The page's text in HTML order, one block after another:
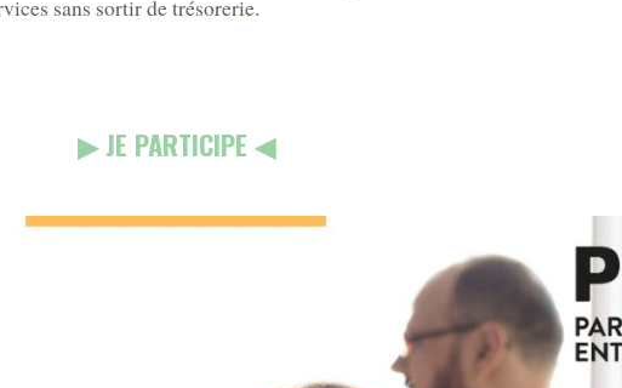
sans sortir de trésorerie.
▶︎ JE PARTICIPE ◀︎